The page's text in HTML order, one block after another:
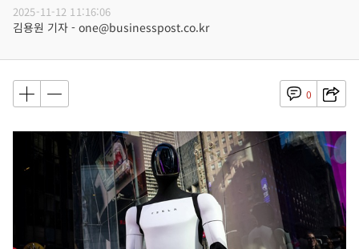
2025-11-12 11:16:06
김용원 기자 - one@businesspost.co.kr
0